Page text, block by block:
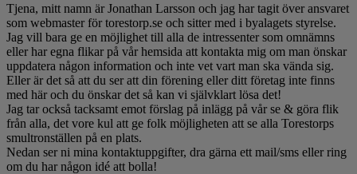
Tjena, mitt namn är Jonathan Larsson och jag har tagit över ansvaret
som webmaster för torestorp.se och sitter med i byalagets styrelse.
Jag vill bara ge en möjlighet till alla de intressenter som omnämns
eller har egna flikar på vår hemsida att kontakta mig om man önskar
uppdatera någon information och inte vet vart man ska vända sig.
Eller är det så att du ser att din förening eller ditt företag inte finns
med här och du önskar det så kan vi självklart lösa det!
Jag tar också tacksamt emot förslag på inlägg på vår se & göra flik
från alla, det vore kul att ge folk möjligheten att se alla Torestorps
smultronställen på en plats.
Nedan ser ni mina kontaktuppgifter, dra gärna ett mail/sms eller ring
om du har någon idé att bolla!